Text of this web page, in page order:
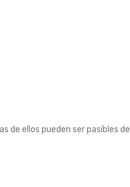
de ellos pueden ser pasibles de